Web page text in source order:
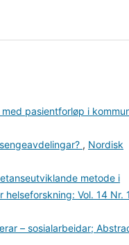
pasientforløp i
, Nordisk
metode i
Vol. 14 Nr. 1
– sosialarbeidar;